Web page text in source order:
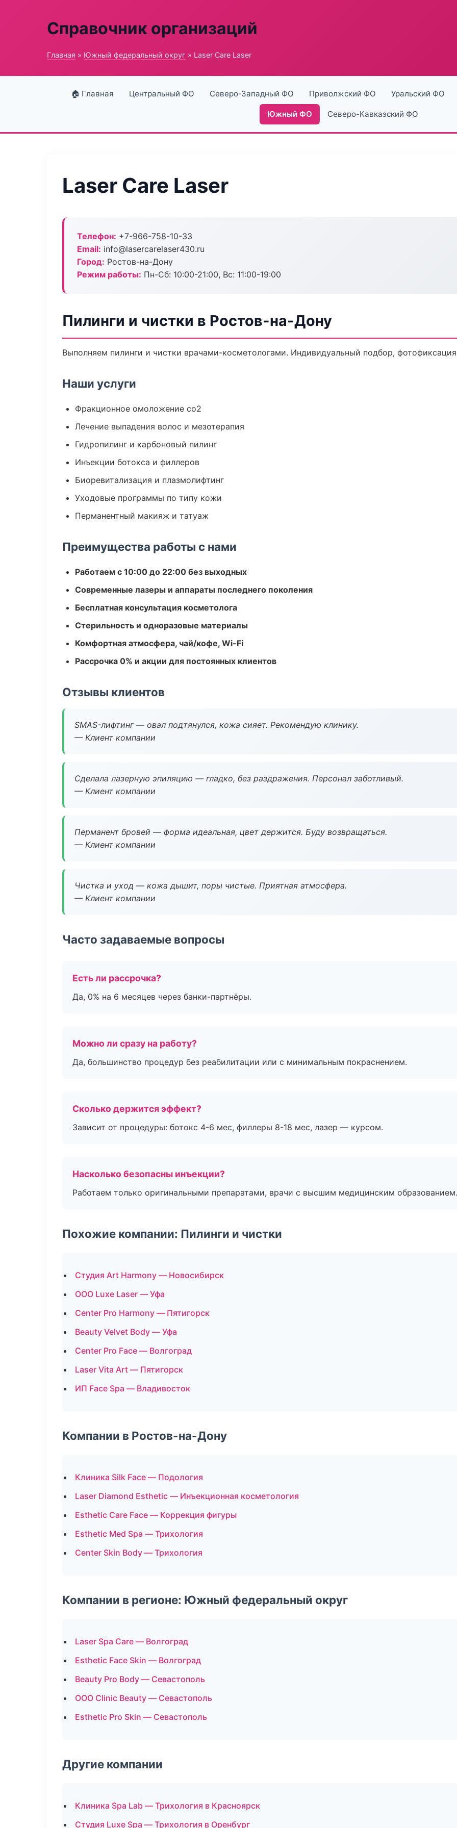
Справочник организаций
Главная » Южный федеральный округ » Laser Care Laser
🏠 Главная Центральный ФО Северо-Западный ФО Приволжский ФО Уральский ФО
Южный ФО Северо-Кавказский ФО
Laser Care Laser
Телефон: +7-966-758-10-33
Email: info@lasercarelaser430.ru
Город: Ростов-на-Дону
Режим работы: Пн-Сб: 10:00-21:00, Вс: 11:00-19:00
Пилинги и чистки в Ростов-на-Дону
Выполняем пилинги и чистки врачами-косметологами. Индивидуальный подбор,
Наши услуги
Фракционное омоложение co2
Лечение выпадения волос и мезотерапия
Гидропилинг и карбоновый пилинг
Инъекции ботокса и филлеров
Биоревитализация и плазмолифтинг
Уходовые программы по типу кожи
Перманентный макияж и татуаж
Преимущества работы с нами
Работаем с 10:00 до 22:00 без выходных
Современные лазеры и аппараты последнего поколения
Бесплатная консультация косметолога
Стерильность и одноразовые материалы
Комфортная атмосфера, чай/кофе, Wi-Fi
Рассрочка 0% и акции для постоянных клиентов
Отзывы клиентов
SMAS-лифтинг — овал подтянулся, кожа сияет. Рекомендую клинику.
— Клиент компании
Сделала лазерную эпиляцию — гладко, без раздражения. Персонал заботливый.
— Клиент компании
Перманент бровей — форма идеальная, цвет держится. Буду возвращаться.
— Клиент компании
Чистка и уход — кожа дышит, поры чистые. Приятная атмосфера.
— Клиент компании
Часто задаваемые вопросы
Есть ли рассрочка?
Да, 0% на 6 месяцев через банки-партнёры.
Можно ли сразу на работу?
Да, большинство процедур без реабилитации или с минимальным покраснением.
Сколько держится эффект?
Зависит от процедуры: ботокс 4-6 мес, филлеры 8-18 мес, лазер — курсом.
Насколько безопасны инъекции?
Работаем только оригинальными препаратами, врачи с высшим медицинским образованием.
Похожие компании: Пилинги и чистки
Студия Art Harmony — Новосибирск
ООО Luxe Laser — Уфа
Center Pro Harmony — Пятигорск
Beauty Velvet Body — Уфа
Center Pro Face — Волгоград
Laser Vita Art — Пятигорск
ИП Face Spa — Владивосток
Компании в Ростов-на-Дону
Клиника Silk Face — Подология
Laser Diamond Esthetic — Инъекционная косметология
Esthetic Care Face — Коррекция фигуры
Esthetic Med Spa — Трихология
Center Skin Body — Трихология
Компании в регионе: Южный федеральный округ
Laser Spa Care — Волгоград
Esthetic Face Skin — Волгоград
Beauty Pro Body — Севастополь
ООО Clinic Beauty — Севастополь
Esthetic Pro Skin — Севастополь
Другие компании
Клиника Spa Lab — Трихология в Красноярск
Студия Luxe Spa — Трихология в Оренбург